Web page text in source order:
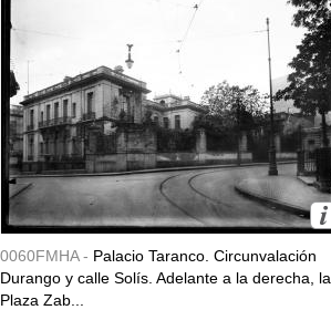
0060FMHA - Palacio Taranco. Circunvalación
Durango y calle Solís. Adelante a la derecha, la
Plaza Zab...